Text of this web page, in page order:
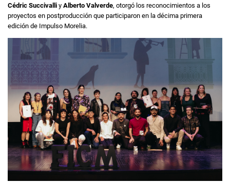
Cédric Succivalli y Alberto Valverde, otorgó los reconocimientos a los
proyectos en postproducción que participaron en la décima primera
edición de Impulso Morelia.